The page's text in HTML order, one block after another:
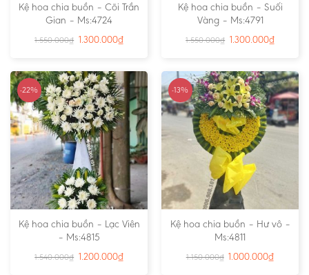
Kệ hoa chia buồn – Cõi Trần
Gian – Ms:4724
1.550.000₫ 1.300.000₫
Kệ hoa chia buồn – Suối
Vàng – Ms:4791
1.550.000₫ 1.300.000₫
-22%
Kệ hoa chia buồn – Lạc Viên
– Ms:4815
1.540.000₫ 1.200.000₫
-13%
Kệ hoa chia buồn – Hư vô –
Ms:4811
1.150.000₫ 1.000.000₫